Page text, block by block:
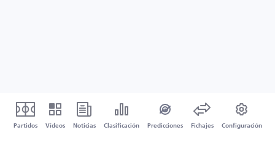
Partidos Vídeos Noticias Clasificación Predicciones Fichajes Configuración